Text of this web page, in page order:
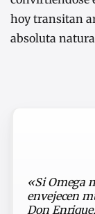
hoy transitan
absoluta
«Si Omega
envejecen
Don